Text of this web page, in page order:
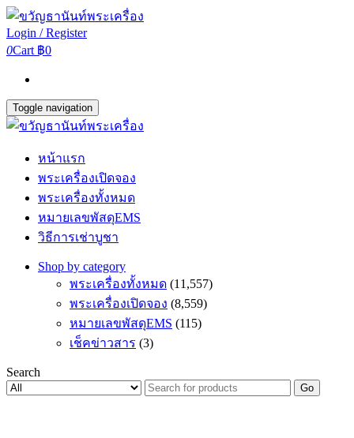
Login / Register
0Cart ฿0
Toggle navigation
หน้าแรก
พระเครื่องเปิดจอง
พระเครื่องทั้งหมด
หมายเลขพัสดุEMS
วิธีการเช่าบูชา
Shop by category
พระเครื่องทั้งหมด (11,557)
พระเครื่องเปิดจอง (8,559)
หมายเลขพัสดุEMS (115)
เช็คข่าวสาร (3)
Search
Go